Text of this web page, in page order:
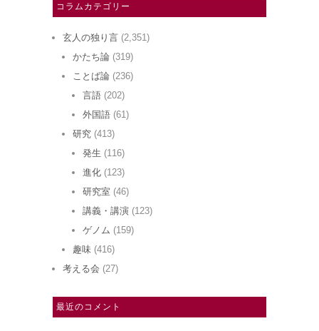
コラムカテゴリー
玄人の独り言 (2,351)
かたち論 (319)
ことば論 (236)
言語 (202)
外国語 (61)
研究 (413)
発生 (116)
進化 (123)
研究室 (46)
講義・講演 (123)
ゲノム (159)
趣味 (416)
考える会 (27)
最近のコメント